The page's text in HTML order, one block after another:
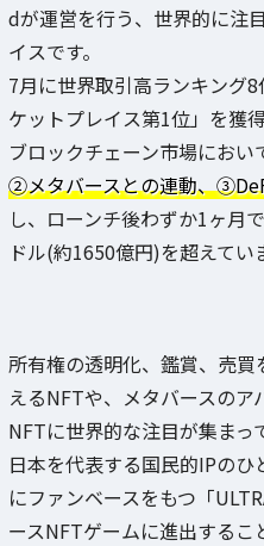
dが運営を行う、世界的に注
イスです。
7月に世界取引高ランキング
ケットプレイス第1位」を獲
ブロックチェーン市場におい
②メタバースとの連動、
し、ローンチ後わずか1ヶ月
ドル(約1650億円)を超えてい
所有権の透明化、鑑賞、売
えるNFTや、メタバースの
NFTに世界的な注目が集まっ
日本を代表する国民的IPの
にファンベースをもつ「
ースNFTゲームに進出する